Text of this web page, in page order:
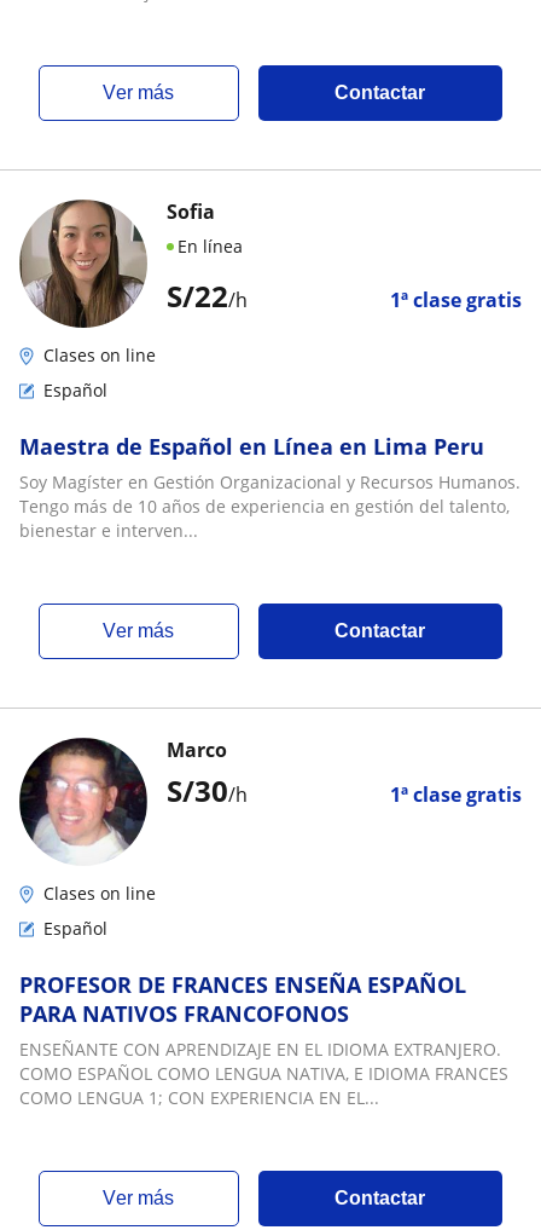
ver más Contactar
S/22/h 1ª clase gratis
Sofia
En línea
Clases on line
Español
Maestra de Español en Línea en Lima Peru
Soy Magíster en Gestión Organizacional y Recursos Humanos.
Tengo más de 10 años de experiencia en gestión del talento,
bienestar e interven...
ver más Contactar
S/30/h 1ª clase gratis
Marco
Clases on line
Español
PROFESOR DE FRANCES ENSEÑA ESPAÑOL
PARA NATIVOS FRANCOFONOS
ENSEÑANTE CON APRENDIZAJE EN EL IDIOMA EXTRANJERO.
COMO ESPAÑOL COMO LENGUA NATIVA, E IDIOMA FRANCES
COMO LENGUA 1; CON EXPERIENCIA EN EL...
ver más Contactar